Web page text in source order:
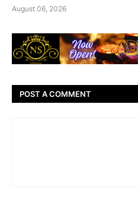
August 06, 2026
POST A COMMENT